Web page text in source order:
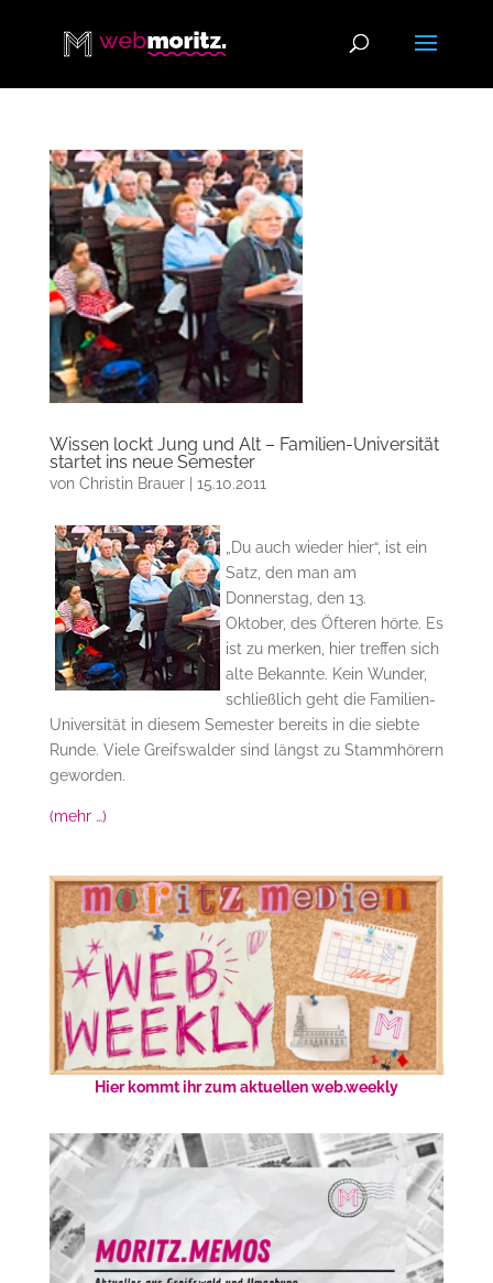
Wissen lockt Jung und Alt – Familien-Universität
startet ins neue Semester
von Christin Brauer| 15.10.2011
„Du auch wieder hier“, ist ein
Satz, den man am
Donnerstag, den 13.
Oktober, des Öfteren hörte. Es
ist zu merken, hier treffen sich
alte Bekannte. Kein Wunder,
schließlich geht die Familien-
Universität in diesem Semester bereits in die siebte
Runde. Viele Greifswalder sind längst zu Stammhörern
geworden.
(mehr …)
Hier kommt ihr zum aktuellen web.weekly